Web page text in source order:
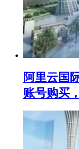
阿里云国
账号购买